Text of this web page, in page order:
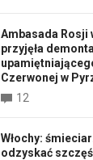
Ambasada Rosji
przyjęła
Czerwonej w
12
Włochy:
odzyskać